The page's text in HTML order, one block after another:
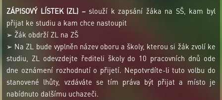
ZÁPISOVÝ LÍSTEK (ZL) –slouží k zapsání žáka na SŠ, kam byl
přijat ke studiu a kam chce nastoupit
➢ Žák obdrží ZL na ZŠ
➢ Na ZL bude vyplněn název oboru a školy, kterou si žák zvolí ke
studiu, ZL odevzdejte řediteli školy do 10 pracovních dnů ode
dne oznámení rozhodnutí o přijetí. Nepotvrdíte-li tuto volbu do
stanovené lhůty, vzdáváte se tím práva být přijat a místo je
nabídnuto dalšímu uchazeči.